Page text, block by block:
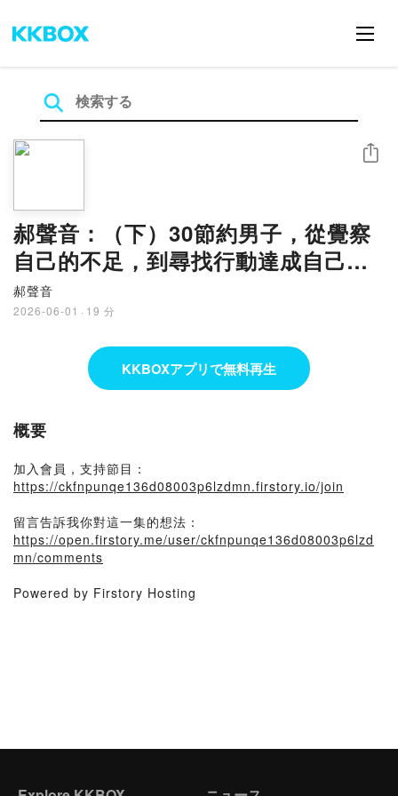
郝聲音：（下）30節約男子，從覺察
自己的不足，到尋找行動達成自己的
富足之路，年輕不是侷限，而是無
限。
郝聲音
2026-06-01 · 19 分
シェア
KKBOXアプリで無料再生
概要
加入會員，支持節目：
https://ckfnpunqe136d08003p6lzdmn.firstory.io/join
留言告訴我你對這一集的想法：
https://open.firstory.me/user/ckfnpunqe136d08003p6lzd
mn/comments
Powered by Firstory Hosting